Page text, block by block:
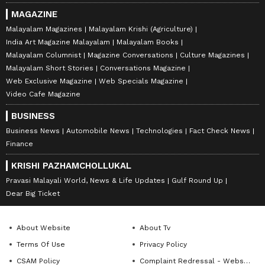
MAGAZINE
Malayalam Magazines
Malayalam Krishi (Agriculture)
India Art Magazine Malayalam
Malayalam Books
Malayalam Columnist
Magazine Conversations
Culture Magazines
Malayalam Short Stories
Conversations Magazine
Web Exclusive Magazine
Web Specials Magazine
Video Cafe Magazine
BUSINESS
Business News Automobile News Technologies
Fact Check News
Finance
KRISHI PAZHAMCHOLLUKAL
Pravasi Malayali World, News & Life Updates
Gulf Round Up
Dear Big Ticket
About Website
About Tv
Terms Of Use
Privacy Policy
CSAM Policy
Complaint Redressal - Website